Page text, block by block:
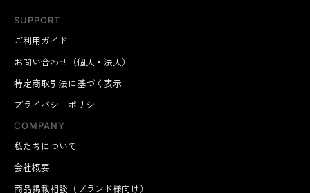
SUPPORT
ご利用ガイド
お問い合わせ（個人・法人）
特定商取引法に基づく表示
プライバシーポリシー
COMPANY
私たちについて
会社概要
商品掲載相談（ブランド様向け）